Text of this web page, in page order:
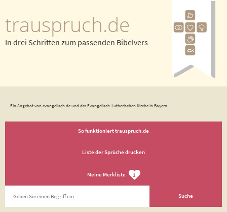
trauspruch.de
In drei Schritten zum passenden Bibelvers
Ein Angebot von evangelisch.de und der Evangelisch-Lutherischen Kirche in Bayern
So funktioniert trauspruch.de
Liste der Sprüche drucken
Meine Merkliste 1